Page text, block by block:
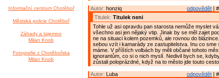
Informační centrum Chotěboř
Městská policie Chotěboř
Záhady a tajemno
Milan Knob
Fotografie z Chotěbořska
Milan Knob
odpovědět |
Autor: honziq
Titulek: Titulek neni
Tohle už asi opravdu pan starosta nemůže myslet
všechno asi jen nějaký vtip. Jinak by se měl zajet
ne na situaci kolem pozemků, ale rovnou do
sebou vzít i kamarády ze zastupitelstva. Inu co sme
máme. V příštích volbách by měli občané tohoto
ignorantům, co si o nich myslí. Nedivil bych se,
zůstali poloprázdné, když na to město jde touto
odpovědět |
Autor: Luba